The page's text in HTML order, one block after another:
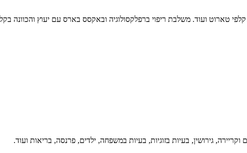
טארוט ועוד. משלבת ריפוי ברפלקסולוגיה ובאקסס בארס עם יעוץ והכוונה
גירושין, בעיות בזוגיות, בעיות במשפחה, ילדים, פרנסה, בריאות ועוד.